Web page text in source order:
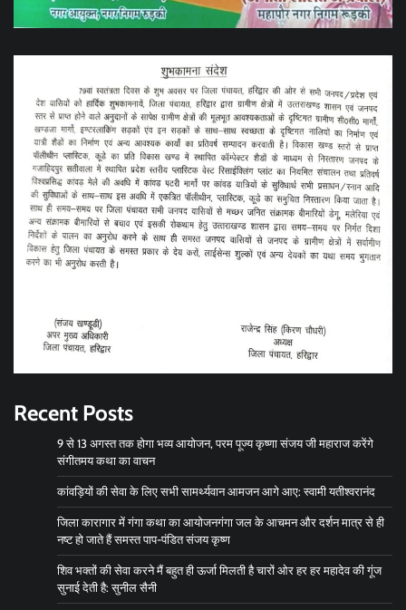
Recent Posts
9 से 13 अगस्त तक होगा भव्य आयोजन, परम पूज्य कृष्णा संजय जी महाराज करेंगे
संगीतमय कथा का वाचन
कांवड़ियों की सेवा के लिए सभी सामर्थ्यवान आमजन आगे आए: स्वामी यतीश्वरानंद
जिला कारागार में गंगा कथा का आयोजनगंगा जल के आचमन और दर्शन मात्र से ही
नष्ट हो जाते हैं समस्त पाप-पंडित संजय कृष्ण
शिव भक्तों की सेवा करने मैं बहुत ही ऊर्जा मिलती है चारों ओर हर हर महादेव की गूंज
सुनाई देती है: सुनील सैनी